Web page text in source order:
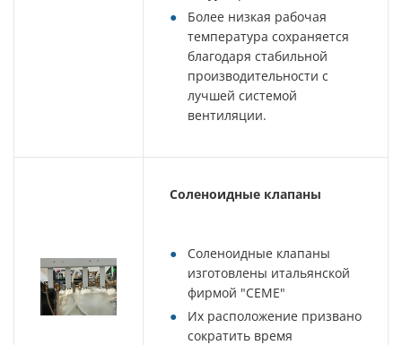
Более низкая рабочая
температура сохраняется
благодаря стабильной
производительности с
лучшей системой
вентиляции.
Соленоидные клапаны
Соленоидные клапаны
изготовлены итальянской
фирмой "CEME"
Их расположение призвано
сократить время